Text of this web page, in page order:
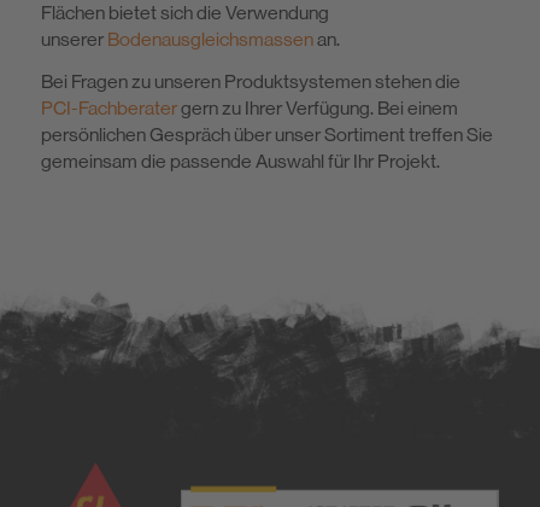
Flächen bietet sich die Verwendung
unserer Bodenausgleichsmassenan.
Bei Fragen zu unseren Produktsystemen stehen die
PCI-Fachberatergern zu Ihrer Verfügung. Bei einem
persönlichen Gespräch über unser Sortiment treffen Sie
gemeinsam die passende Auswahl für Ihr Projekt.